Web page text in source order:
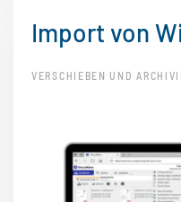
Import von
VERSCHIEBEN UND